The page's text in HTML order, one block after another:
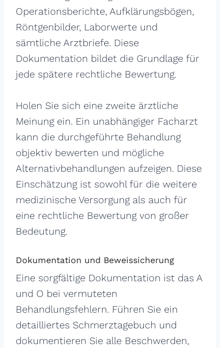
Operationsberichte, Aufklärungsbögen,
Röntgenbilder, Laborwerte und
sämtliche Arztbriefe. Diese
Dokumentation bildet die Grundlage für
jede spätere rechtliche Bewertung.
Holen Sie sich eine zweite ärztliche
Meinung ein. Ein unabhängiger Facharzt
kann die durchgeführte Behandlung
objektiv bewerten und mögliche
Alternativbehandlungen aufzeigen. Diese
Einschätzung ist sowohl für die weitere
medizinische Versorgung als auch für
eine rechtliche Bewertung von großer
Bedeutung.
Dokumentation und Beweissicherung
Eine sorgfältige Dokumentation ist das A
und O bei vermuteten
Behandlungsfehlern. Führen Sie ein
detailliertes Schmerztagebuch und
dokumentieren Sie alle Beschwerden,